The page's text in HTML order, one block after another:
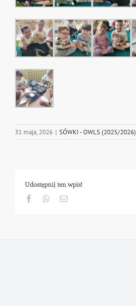
31 maja, 2026 | SÓWKI - OWLS (2025/2026)
Udostępnij ten wpis!
FacebookWhatsapp
Email